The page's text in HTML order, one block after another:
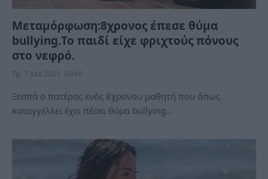
Μεταμόρφωση:8χρονος έπεσε θύμα
bullying.Το παιδί είχε φριχτούς πόνους
στο νεφρό.
Τρ, 7 Δεκ 2021 20:40
Ξεσπά ο πατέρας ενός 8χρονου μαθητή που όπως
καταγγέλλει έχει πέσει θύμα bullying…